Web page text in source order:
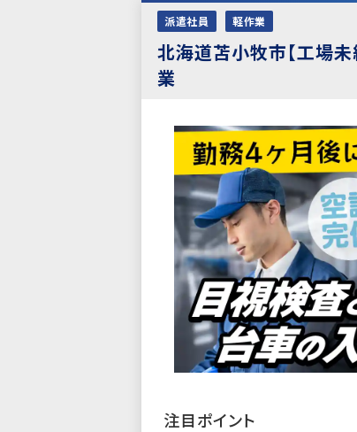
派遣社員 軽作業
北海道苫小牧市【工場
業
注目ポイント